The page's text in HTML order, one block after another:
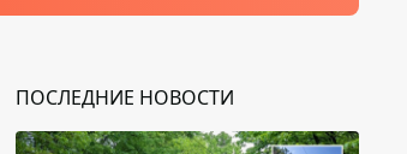
ПОСЛЕДНИЕ НОВОСТИ